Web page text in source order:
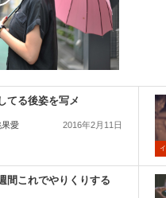
てる後姿を写メ
果愛 2016年2月11日
間これでやりくりする